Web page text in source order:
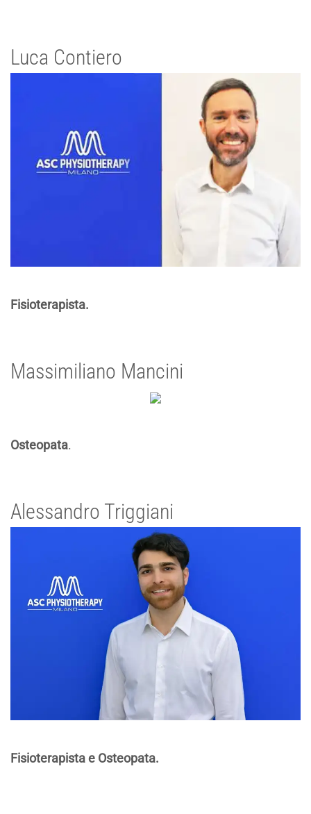
Luca Contiero
Fisioterapista.
Massimiliano Mancini
Osteopata.
Alessandro Triggiani
Fisioterapista e Osteopata.